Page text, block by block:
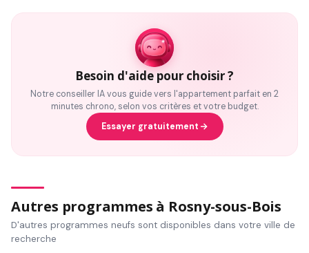
Besoin d'aide pour choisir ?
Notre conseiller IA vous guide vers l'appartement parfait en 2
minutes chrono, selon vos critères et votre budget.
Essayer gratuitement
Autres programmes à Rosny-sous-Bois
D'autres programmes neufs sont disponibles dans votre ville de
recherche